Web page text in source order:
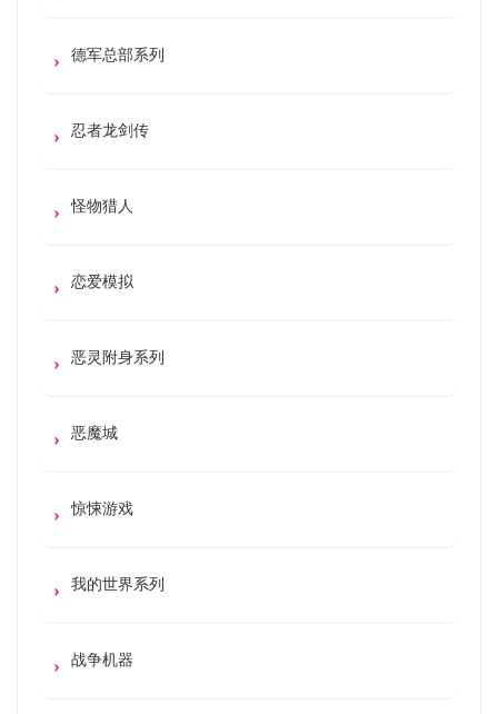
德军总部系列
忍者龙剑传
怪物猎人
恋爱模拟
恶灵附身系列
恶魔城
惊悚游戏
我的世界系列
战争机器